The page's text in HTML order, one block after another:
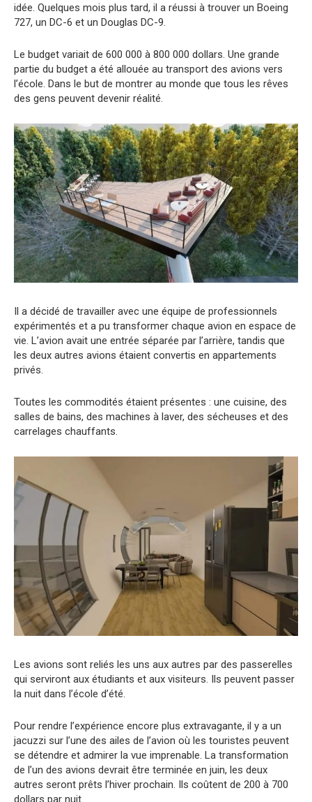
idée. Quelques mois plus tard, il a réussi à trouver un Boeing
727, un DC-6 et un Douglas DC-9.
Le budget variait de 600 000 à 800 000 dollars. Une grande
partie du budget a été allouée au transport des avions vers
l’école. Dans le but de montrer au monde que tous les rêves
des gens peuvent devenir réalité.
Il a décidé de travailler avec une équipe de professionnels
expérimentés et a pu transformer chaque avion en espace de
vie. L’avion avait une entrée séparée par l’arrière, tandis que
les deux autres avions étaient convertis en appartements
privés.
Toutes les commodités étaient présentes : une cuisine, des
salles de bains, des machines à laver, des sécheuses et des
carrelages chauffants.
Les avions sont reliés les uns aux autres par des passerelles
qui serviront aux étudiants et aux visiteurs. Ils peuvent passer
la nuit dans l’école d’été.
Pour rendre l’expérience encore plus extravagante, il y a un
jacuzzi sur l’une des ailes de l’avion où les touristes peuvent
se détendre et admirer la vue imprenable. La transformation
de l’un des avions devrait être terminée en juin, les deux
autres seront prêts l’hiver prochain. Ils coûtent de 200 à 700
dollars par nuit.